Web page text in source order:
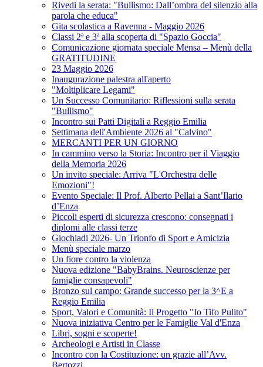
Rivedi la serata: "Bullismo: Dall’ombra del silenzio alla
parola che educa"
Gita scolastica a Ravenna - Maggio 2026
Classi 2ª e 3ª alla scoperta di "Spazio Goccia"
Comunicazione giornata speciale Mensa – Menù della
GRATITUDINE
23 Maggio 2026
Inaugurazione palestra all'aperto
"Moltiplicare Legami"
Un Successo Comunitario: Riflessioni sulla serata
"Bullismo"
Incontro sui Patti Digitali a Reggio Emilia
Settimana dell'Ambiente 2026 al "Calvino"
MERCANTI PER UN GIORNO
In cammino verso la Storia: Incontro per il Viaggio
della Memoria 2026
Un invito speciale: Arriva "L'Orchestra delle
Emozioni"!
Evento Speciale: Il Prof. Alberto Pellai a Sant’Ilario
d’Enza
Piccoli esperti di sicurezza crescono: consegnati i
diplomi alle classi terze
Giochiadi 2026- Un Trionfo di Sport e Amicizia
Menù speciale marzo
Un fiore contro la violenza
Nuova edizione "BabyBrains. Neuroscienze per
famiglie consapevoli"
Bronzo sul campo: Grande successo per la 3^E a
Reggio Emilia
Sport, Valori e Comunità: Il Progetto "Io Tifo Pulito"
Nuova iniziativa Centro per le Famiglie Val d'Enza
Libri, sogni e scoperte!
Archeologi e Artisti in Classe
Incontro con la Costituzione: un grazie all’Avv.